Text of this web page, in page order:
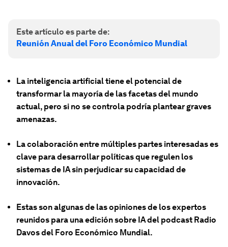
Este artículo es parte de:
Reunión Anual del Foro Económico Mundial
La inteligencia artificial tiene el potencial de
transformar la mayoría de las facetas del mundo
actual, pero si no se controla podría plantear graves
amenazas.
La colaboración entre múltiples partes interesadas es
clave para desarrollar políticas que regulen los
sistemas de IA sin perjudicar su capacidad de
innovación.
Estas son algunas de las opiniones de los expertos
reunidos para una edición sobre IA del podcast Radio
Davos del Foro Económico Mundial.